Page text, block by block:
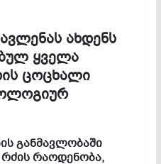
ახდენს
ყველა
ცოცხალი
განმავლობაში
რაოდენობა,